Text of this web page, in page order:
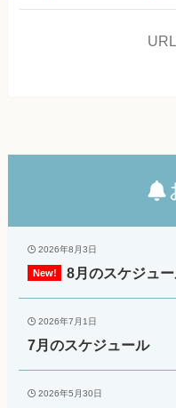
2026年8月3日
8月のスケジュ
2026年7月1日
7月のスケジュール
2026年5月30日